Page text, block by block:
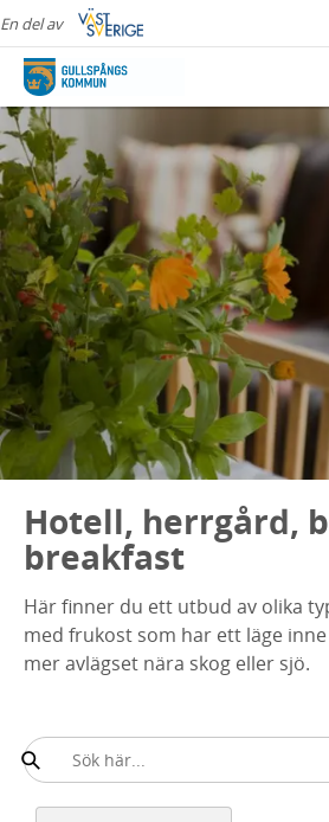
En del av
Hotell, herrgård,
breakfast
Här finner du ett utbud av olika
med frukost som har ett läge
mer avlägset nära skog eller sjö.